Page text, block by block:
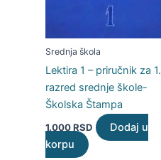
Srednja škola
Lektira 1 – priručnik za 1.
razred srednje škole-
Školska Štampa
1.000RSD
Dodaj u
korpu